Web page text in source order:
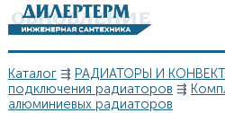
Перейти к основному содержанию
Вы здесь
Каталог⇶ РАДИАТОРЫ И
подключения радиаторов ⇶
алюминиевых радиаторов